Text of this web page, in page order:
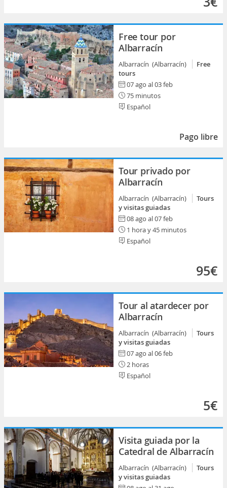
Free tour por
Albarracín
Albarracín (Albarracín)
Free
tours
07 ago al 03 feb
75 minutos
Español
Pago libre
Tour privado por
Albarracín
Albarracín (Albarracín)
Tours
y visitas guiadas
08 ago al 07 feb
1 hora y 45 minutos
Español
95€
Tour al atardecer por
Albarracín
Albarracín (Albarracín)
Tours
y visitas guiadas
07 ago al 06 feb
2 horas
Español
5€
Visita guiada por la
Catedral de Albarracín
Albarracín (Albarracín)
Tours
y visitas guiadas